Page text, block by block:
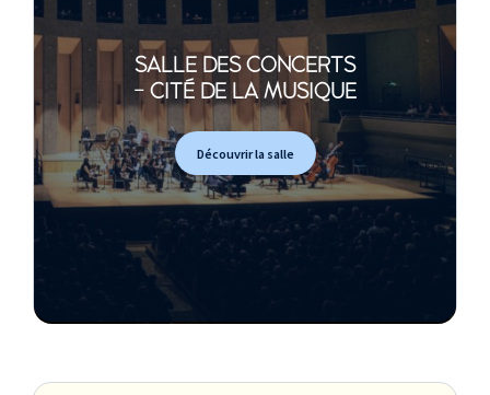
SALLE DES CONCERTS
- CITÉ DE LA MUSIQUE
Découvrir la salle